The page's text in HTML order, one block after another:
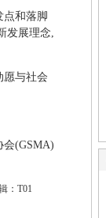
点和落脚
发展理念,
愿与社会
(GSMA)
：T01